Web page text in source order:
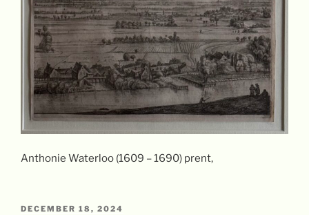
Anthonie Waterloo (1609 – 1690) prent,
GEPLAATST
DECEMBER 18, 2024